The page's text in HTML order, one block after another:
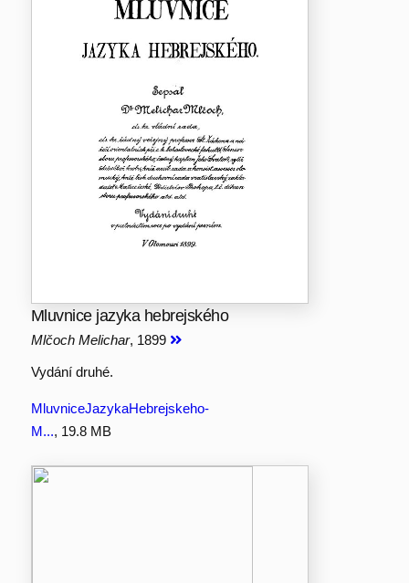
Mluvnice jazyka hebrejského
Mlčoch Melichar, 1899
Vydání druhé.
MluvniceJazykaHebrejskeho-
M..., 19.8 MB